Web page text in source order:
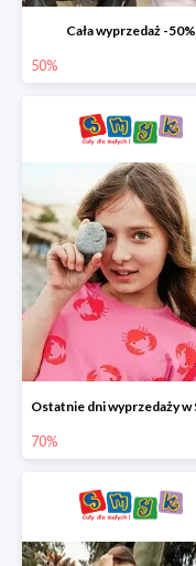
Cała wyprzedaż -50%
50%
70%